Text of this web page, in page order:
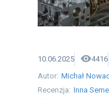
10.06.2025 4416
Autor: Michał
Recenzja: Inna